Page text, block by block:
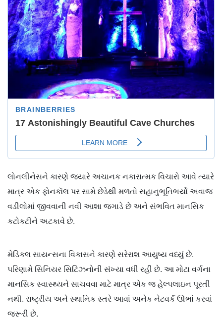
લોનલીનેસને કારણે જ્યારે અચાનક નકારાત્મક વિચારો આવે ત્યારે
માત્ર એક ફોનકૉલ પર સામે છેડેથી મળતો સહાનુભૂતિભર્યો અવાજ
વડીલોમાં જીવવાની નવી આશા જગાડે છે અને સંભવિત માનસિક
કટોકટીને અટકાવે છે.
મેડિકલ સાયન્સના વિકાસને કારણે સરેરાશ આયુષ્ય વધ્યું છે.
પરિણામે સિનિયર સિટિઝનોની સંખ્યા વધી રહી છે. આ મોટા વર્ગના
માનસિક સ્વાસ્થ્યને સાચવવા માટે માત્ર એક જ હેલ્પલાઇન પૂરતી
નથી. રાષ્ટ્રીય અને સ્થાનિક સ્તરે આવાં અનેક નેટવર્ક ઊભાં કરવાં
જરૂરી છે.